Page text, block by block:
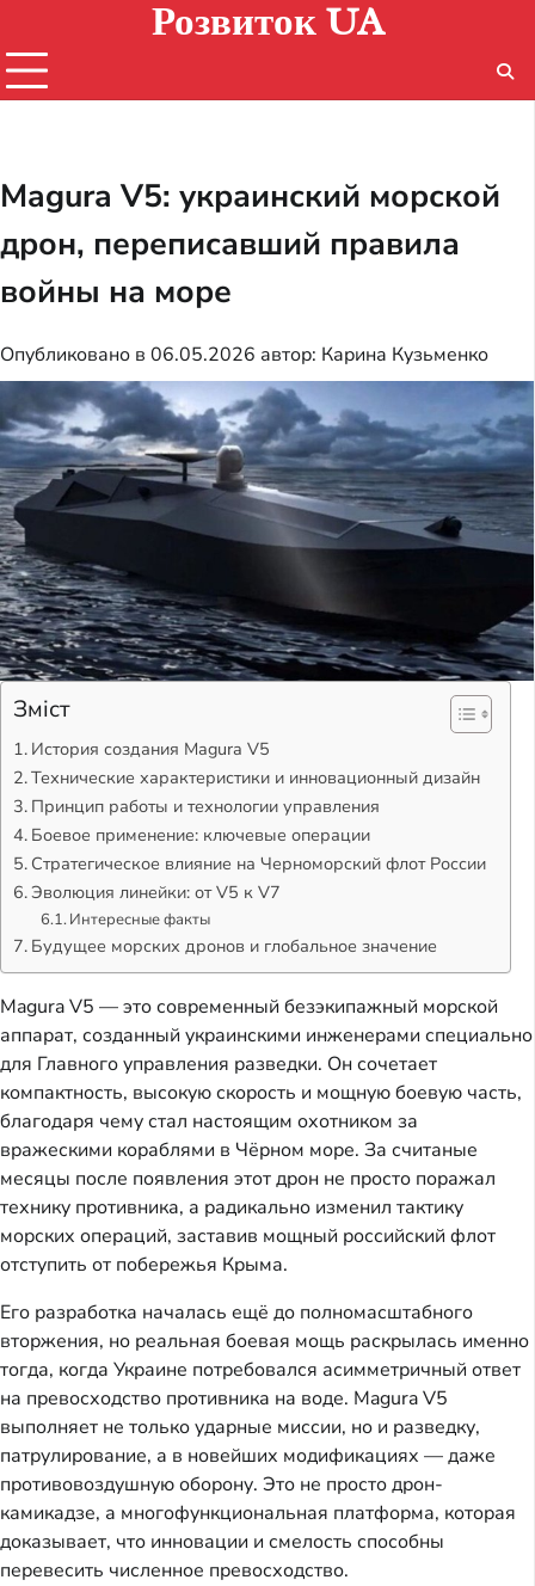
содержимому
Розвиток UA
Magura V5: украинский морской
дрон, переписавший правила
войны на море
Опубликовано в 06.05.2026 автор: Карина Кузьменко
Зміст
История создания Magura V5
Технические характеристики и инновационный дизайн
Принцип работы и технологии управления
Боевое применение: ключевые операции
Стратегическое влияние на Черноморский флот России
Эволюция линейки: от V5 к V7
Интересные факты
Будущее морских дронов и глобальное значение
Magura V5 — это современный безэкипажный морской
аппарат, созданный украинскими инженерами специально
для Главного управления разведки. Он сочетает
компактность, высокую скорость и мощную боевую часть,
благодаря чему стал настоящим охотником за
вражескими кораблями в Чёрном море. За считаные
месяцы после появления этот дрон не просто поражал
технику противника, а радикально изменил тактику
морских операций, заставив мощный российский флот
отступить от побережья Крыма.
Его разработка началась ещё до полномасштабного
вторжения, но реальная боевая мощь раскрылась именно
тогда, когда Украине потребовался асимметричный ответ
на превосходство противника на воде. Magura V5
выполняет не только ударные миссии, но и разведку,
патрулирование, а в новейших модификациях — даже
противовоздушную оборону. Это не просто дрон-
камикадзе, а многофункциональная платформа, которая
доказывает, что инновации и смелость способны
перевесить численное превосходство.